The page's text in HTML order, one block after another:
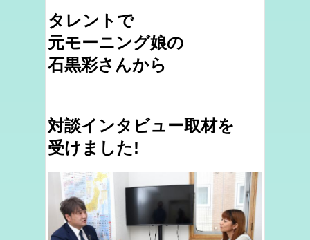
タレントで
元モーニング娘の
石黒彩さんから
対談インタビュー取材を
受けました!